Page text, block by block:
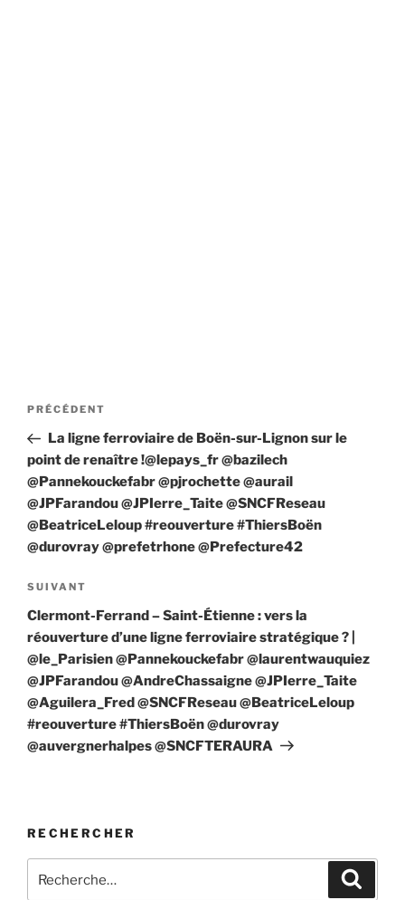
Navigation
l’article
Article
précédent
PRÉCÉDENT
La ligne ferroviaire de Boën-sur-Lignon sur le
point de renaître !@lepays_fr @bazilech
@Pannekouckefabr @pjrochette @aurail
@JPFarandou @JPIerre_Taite @SNCFReseau
@BeatriceLeloup #reouverture #ThiersBoën
@durovray @prefetrhone @Prefecture42
Article
suivant
SUIVANT
Clermont-Ferrand – Saint-Étienne : vers la
réouverture d’une ligne ferroviaire stratégique ? |
@le_Parisien @Pannekouckefabr @laurentwauquiez
@JPFarandou @AndreChassaigne @JPIerre_Taite
@Aguilera_Fred @SNCFReseau @BeatriceLeloup
#reouverture #ThiersBoën @durovray
@auvergnerhalpes @SNCFTERAURA
RECHERCHER
pour